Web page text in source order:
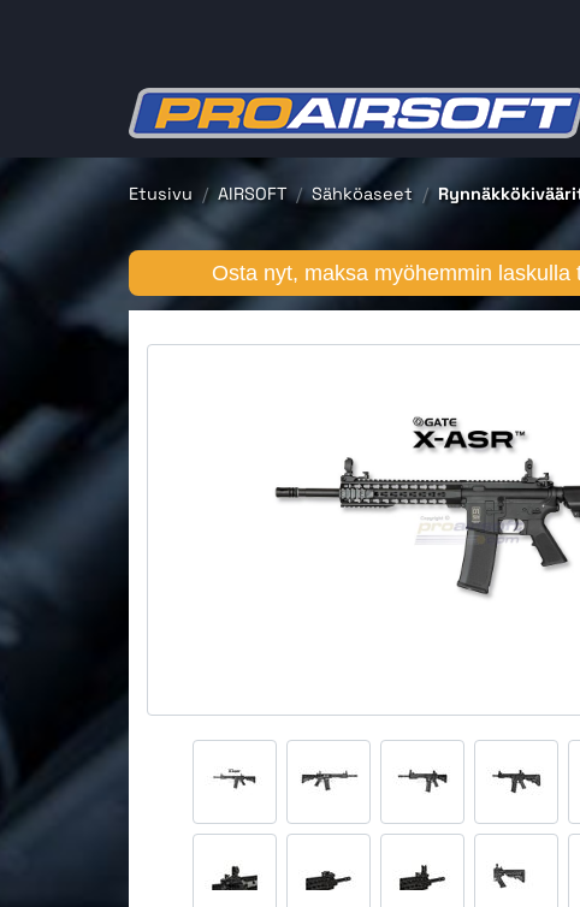
Etusivu AIRSOFT Sähköaseet
Osta nyt, maksa myöhemmin laskulla